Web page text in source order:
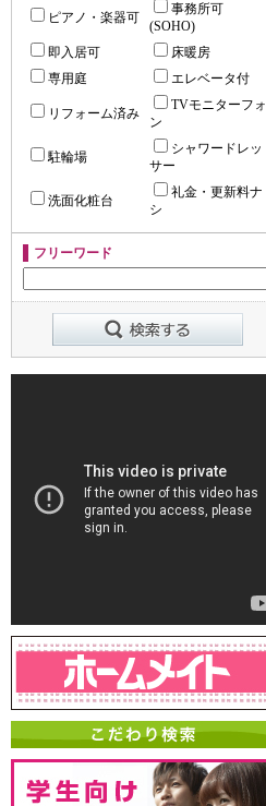
ピアノ・楽器可
事務所可
(SOHO)
即入居可
床暖房
専用庭
エレベータ付
リフォーム済み
TVモニターフォ
ン
駐輪場
シャワードレッ
サー
洗面化粧台
礼金・更新料ナ
シ
フリーワード